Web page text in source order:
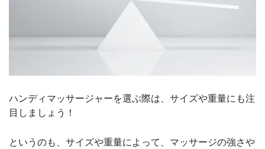
ハンディマッサージャーを選ぶ際は、サイズや重量にも注
目しましょう！
というのも、サイズや重量によって、マッサージの強さや